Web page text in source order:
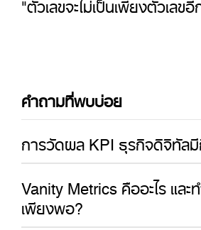
คำถามที่พบบ่อย
การวัดผล KPI ธุรกิจดิจิทัลมี
Vanity Metrics คืออะไร และ
เพียงพอ?